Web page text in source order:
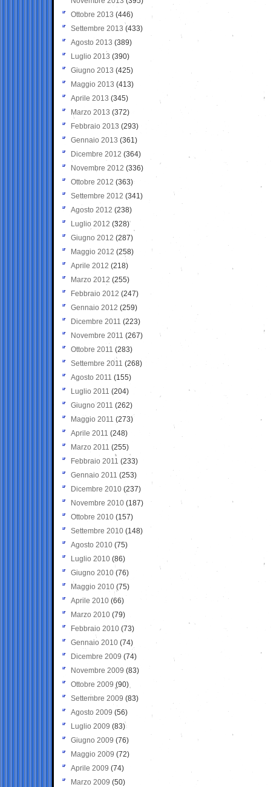
Ottobre 2013 (446)
Settembre 2013 (433)
Agosto 2013 (389)
Luglio 2013 (390)
Giugno 2013 (425)
Maggio 2013 (413)
Aprile 2013 (345)
Marzo 2013 (372)
Febbraio 2013 (293)
Gennaio 2013 (361)
Dicembre 2012 (364)
Novembre 2012 (336)
Ottobre 2012 (363)
Settembre 2012 (341)
Agosto 2012 (238)
Luglio 2012 (328)
Giugno 2012 (287)
Maggio 2012 (258)
Aprile 2012 (218)
Marzo 2012 (255)
Febbraio 2012 (247)
Gennaio 2012 (259)
Dicembre 2011 (223)
Novembre 2011 (267)
Ottobre 2011 (283)
Settembre 2011 (268)
Agosto 2011 (155)
Luglio 2011 (204)
Giugno 2011 (262)
Maggio 2011 (273)
Aprile 2011 (248)
Marzo 2011 (255)
Febbraio 2011 (233)
Gennaio 2011 (253)
Dicembre 2010 (237)
Novembre 2010 (187)
Ottobre 2010 (157)
Settembre 2010 (148)
Agosto 2010 (75)
Luglio 2010 (86)
Giugno 2010 (76)
Maggio 2010 (75)
Aprile 2010 (66)
Marzo 2010 (79)
Febbraio 2010 (73)
Gennaio 2010 (74)
Dicembre 2009 (74)
Novembre 2009 (83)
Ottobre 2009 (90)
Settembre 2009 (83)
Agosto 2009 (56)
Luglio 2009 (83)
Giugno 2009 (76)
Maggio 2009 (72)
Aprile 2009 (74)
Marzo 2009 (50)